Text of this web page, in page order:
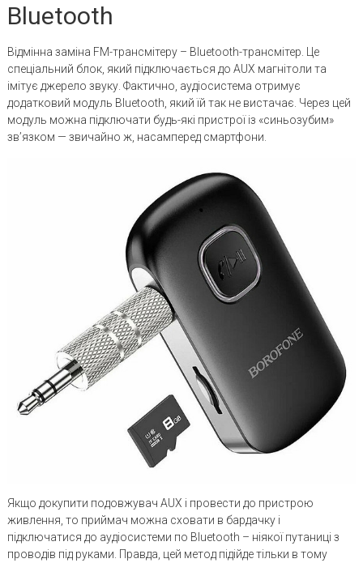
Bluetooth
Відмінна заміна FM-трансмітеру – Bluetooth-трансмітер. Це
спеціальний блок, який підключається до AUX магнітоли та
імітує джерело звуку. Фактично, аудіосистема отримує
додатковий модуль Bluetooth, який їй так не вистачає. Через цей
модуль можна підключати будь-які пристрої із «синьозубим»
зв’язком — звичайно ж, насамперед смартфони.
Якщо докупити подовжувач AUX і провести до пристрою
живлення, то приймач можна сховати в бардачку і
підключатися до аудіосистеми по Bluetooth – ніякої путаниці з
проводів під руками. Правда, цей метод підійде тільки в тому